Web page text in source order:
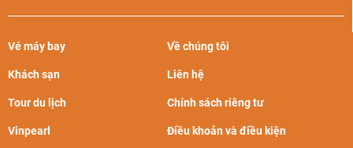
Vé máy bay
Khách sạn
Tour du lịch
Vinpearl
Về chúng tôi
Liên hệ
Chính sách riêng tư
Điều khoản và điều kiện